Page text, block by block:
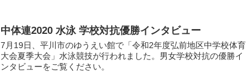
中体連2020 水泳 学校対抗優勝インタビュー
7月19日、平川市のゆうえい館で「令和2年度弘前地区中学校体育
大会夏季大会」水泳競技が行われました。男女学校対抗の優勝イ
ンタビューをご覧ください。